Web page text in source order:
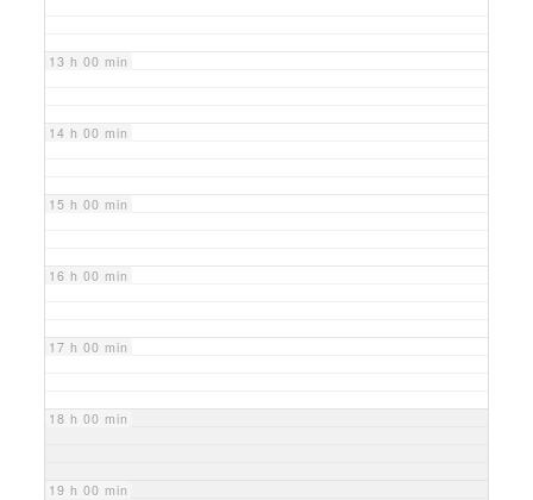
13 h 00 min
14 h 00 min
15 h 00 min
16 h 00 min
17 h 00 min
18 h 00 min
19 h 00 min